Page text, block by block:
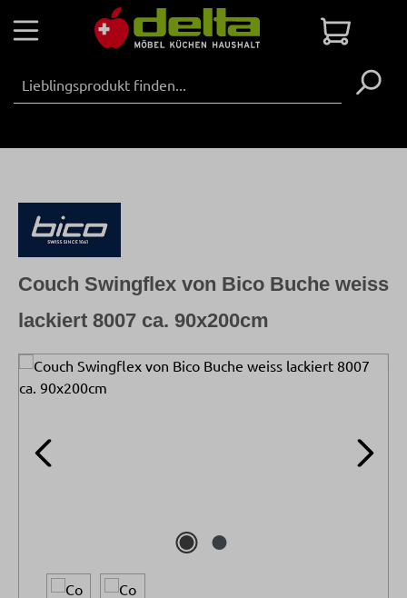
Zum Hauptinhalt springen
Bildergalerie überspringen
Couch Swingflex von Bico Buche weiss
lackiert 8007 ca. 90x200cm